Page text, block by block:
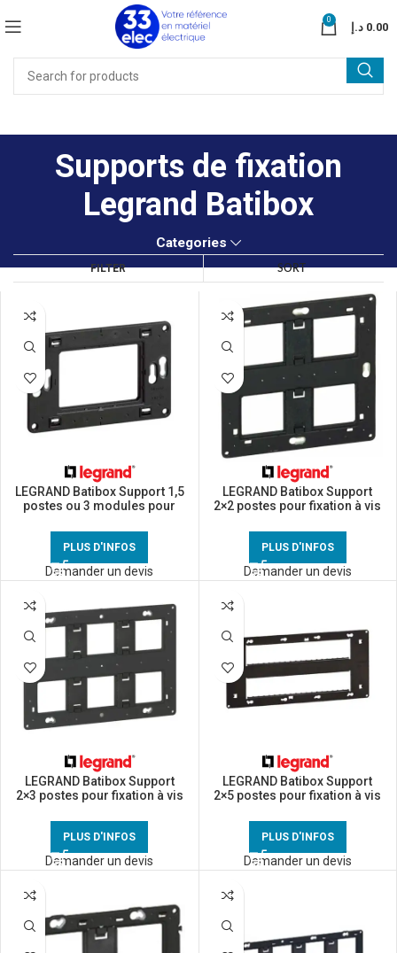
0
0.00 د.إ
Supports de fixation
Legrand Batibox
Categories
FILTER
LEGRAND Batibox Support 1,5
postes ou 3 modules pour
PLUS D'INFOS
Demander un devis
LEGRAND Batibox Support
2×2 postes pour fixation à vis
PLUS D'INFOS
Demander un devis
LEGRAND Batibox Support
2×3 postes pour fixation à vis
PLUS D'INFOS
Demander un devis
LEGRAND Batibox Support
2×5 postes pour fixation à vis
PLUS D'INFOS
Demander un devis